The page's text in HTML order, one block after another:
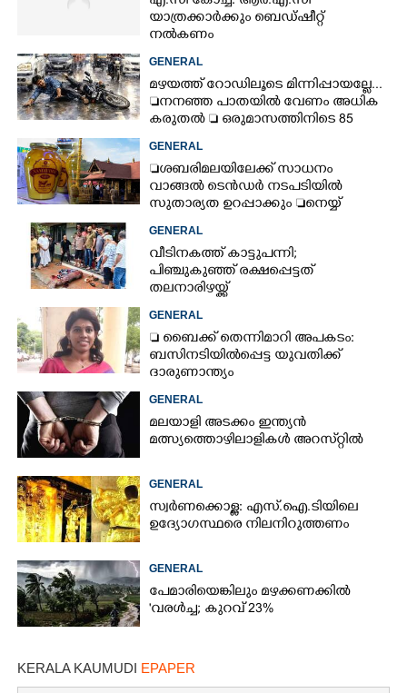
യാത്രക്കാർക്കും ബെഡ്ഷീറ്റ്
നൽകണം
GENERAL
മഴയത്ത് റോഡിലൂടെ മിന്നിപ്പായല്ലേ...
നനഞ്ഞ പാതയിൽ വേണം അധിക
കരുതൽ  ഒരുമാസത്തിനിടെ 85
അപകടം
GENERAL
ശബരിമലയിലേക്ക് സാധനം
വാങ്ങൽ ടെൻ‌ഡർ നടപടിയിൽ
സുതാര്യത ഉറപ്പാക്കും നെയ്യ്
ക്രമക്കേടിൽ തുടരന്വേഷണം
GENERAL
വീടിനകത്ത് കാട്ടുപന്നി;
പിഞ്ചുകുഞ്ഞ് രക്ഷപ്പെട്ടത്
തലനാരിഴയ്ക്ക്
GENERAL
 ബൈക്ക് തെന്നിമാറി അപകടം:
ബസിനടിയിൽപ്പെട്ട യുവതിക്ക്
ദാരുണാന്ത്യം
GENERAL
മലയാളി അടക്കം ഇന്ത്യൻ
മത്സ്യത്തൊഴിലാളികൾ അറസ്‌റ്റിൽ
GENERAL
സ്വർണക്കൊള്ള: എസ്.ഐ.ടിയിലെ
ഉദ്യോഗസ്ഥരെ നിലനിറുത്തണം
GENERAL
പേമാരിയെങ്കിലും മഴക്കണക്കിൽ
'വരൾച്ച; കുറവ് 23%
KERALA KAUMUDI EPAPER